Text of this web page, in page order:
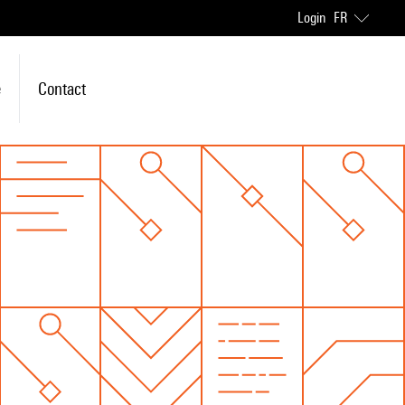
Login FR
Contact